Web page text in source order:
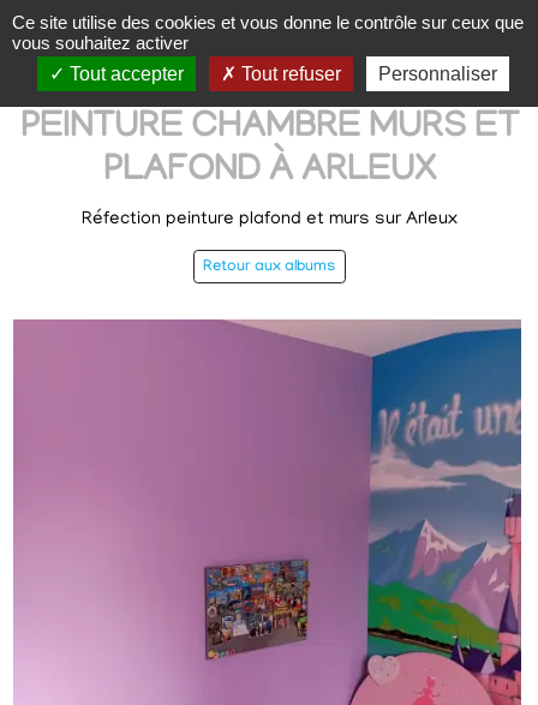
Panneau de gestion des cookies
Ce site utilise des cookies et vous donne le contrôle sur ceux que
vous souhaitez activer
Tout accepter
Tout refuser Personnaliser
PEINTURE CHAMBRE MURS ET
PLAFOND À ARLEUX
Réfection peinture plafond et murs sur Arleux
Retour aux albums